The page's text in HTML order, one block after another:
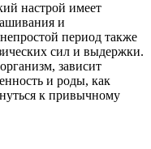
настрой имеет
и
период также
сил и выдержки.
зависит
и роды, как
к привычному